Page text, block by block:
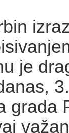
je
grada